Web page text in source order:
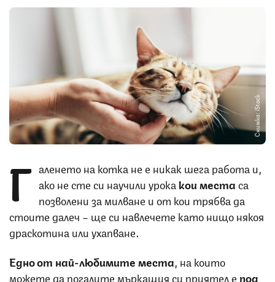
Снимка: iStock
Г аленето на котка не е никак шега работа и,
ако не сте си научили урока кои местаса
позволени за милване и от кои трябва да
стоите далеч – ще си навлечете като нищо някоя
драскотина или ухапване.
Едно от най-любимите места , на които
можете да погалите мъркащия си приятел е под